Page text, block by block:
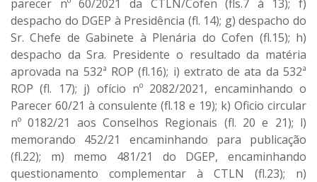
parecer nº 60/2021 da CTLN/Cofen (fls.7 à 13); f)
despacho do DGEP à Presidência (fl. 14); g) despacho do
Sr. Chefe de Gabinete à Plenária do Cofen (fl.15); h)
despacho da Sra. Presidente o resultado da matéria
aprovada na 532ª ROP (fl.16); i) extrato de ata da 532ª
ROP (fl. 17); j) ofício nº 2082/2021, encaminhando o
Parecer 60/21 à consulente (fl.18 e 19); k) Oficio circular
nº 0182/21 aos Conselhos Regionais (fl. 20 e 21); l)
memorando 452/21 encaminhando para publicação
(fl.22); m) memo 481/21 do DGEP, encaminhando
questionamento complementar à CTLN (fl.23); n)